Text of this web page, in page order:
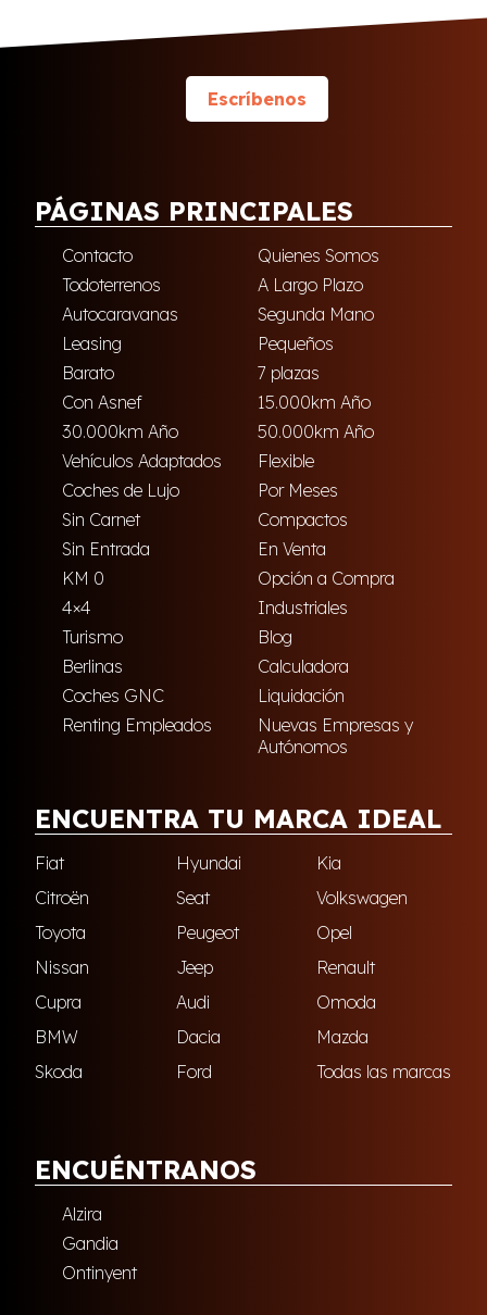
Escríbenos
PÁGINAS PRINCIPALES
Contacto
Quienes Somos
Todoterrenos
A Largo Plazo
Autocaravanas
Segunda Mano
Leasing
Pequeños
Barato
7 plazas
Con Asnef
15.000km Año
30.000km Año
50.000km Año
Vehículos Adaptados
Flexible
Coches de Lujo
Por Meses
Sin Carnet
Compactos
Sin Entrada
En Venta
KM 0
Opción a Compra
4×4
Industriales
Turismo
Blog
Berlinas
Calculadora
Coches GNC
Liquidación
Renting Empleados
Nuevas Empresas y
Autónomos
ENCUENTRA TU MARCA IDEAL
Fiat Hyundai
Kia
Citroën
Seat
Volkswagen
Toyota
Peugeot
Opel
Nissan
Jeep
Renault
Cupra
Audi
Omoda
BMW
Dacia
Mazda
Skoda
Ford Todas las marcas
ENCUÉNTRANOS
Alzira
Gandia
Ontinyent